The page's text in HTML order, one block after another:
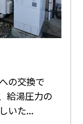
の交換で
給湯圧力の
いた...